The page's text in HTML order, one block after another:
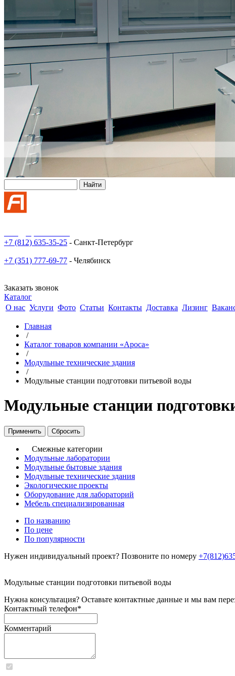
+7 (812) 635-35-25 - Санкт-Петербург
+7 (351) 777-69-77 - Челябинск
Заказать звонок
Каталог
О нас Услуги Фото Статьи Контакты Доставка Лизинг
Главная
/
Каталог товаров компании «Ароса»
/
Модульные технические здания
/
Модульные станции подготовки питьевой воды
Модульные станции
Смежные категории
Модульные лаборатории
Модульные бытовые здания
Модульные технические здания
Экологические проекты
Оборудование для лабораторий
Мебель специализированная
По названию
По цене
По популярности
Нужен индивидуальный проект? Позвоните по номеру
Модульные станции подготовки питьевой воды
Нужна консультация? Оставьте контактные данные и мы вам
Контактный телефон*
Комментарий